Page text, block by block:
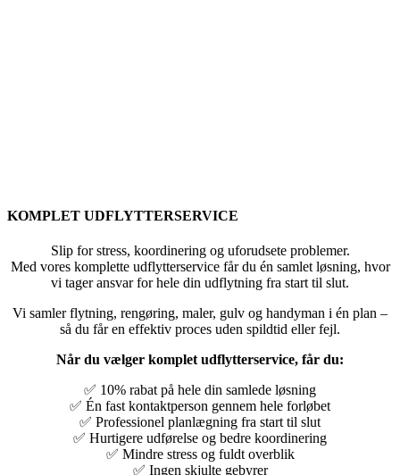
KOMPLET UDFLYTTERSERVICE
Slip for stress, koordinering og uforudsete problemer.
Med vores komplette udflytterservice får du én samlet løsning, hvor
vi tager ansvar for hele din udflytning fra start til slut.
Vi samler flytning, rengøring, maler, gulv og handyman i én plan –
så du får en effektiv proces uden spildtid eller fejl.
Når du vælger komplet udflytterservice, får du:
✅ 10% rabat på hele din samlede løsning
✅ Én fast kontaktperson gennem hele forløbet
✅ Professionel planlægning fra start til slut
✅ Hurtigere udførelse og bedre koordinering
✅ Mindre stress og fuldt overblik
✅ Ingen skjulte gebyrer